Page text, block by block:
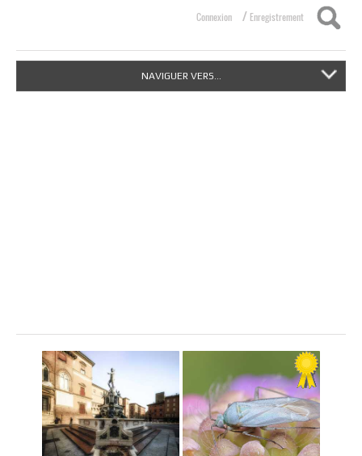
Connexion / Enregistrement
NAVIGUER VERS...